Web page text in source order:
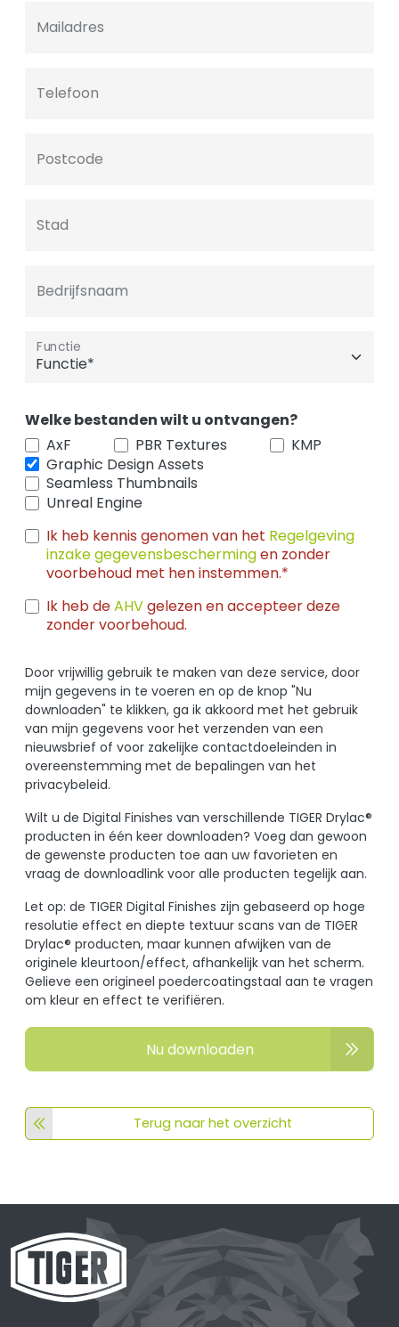
Mailadres
Telefoon
Postcode
Stad
Bedrijfsnaam
Functie
Welke bestanden wilt u ontvangen?
AxF
PBR Textures
KMP
Graphic Design Assets
Seamless Thumbnails
Unreal Engine
Ik heb kennis genomen van het Regelgeving
inzake gegevensbeschermingen zonder
voorbehoud met hen instemmen.*
Ik heb deAHVgelezen en accepteer deze
zonder voorbehoud.
Door vrijwillig gebruik te maken van deze service, door
mijn gegevens in te voeren en op de knop "Nu
downloaden" te klikken, ga ik akkoord met het gebruik
van mijn gegevens voor het verzenden van een
nieuwsbrief of voor zakelijke contactdoeleinden in
overeenstemming met de bepalingen van het
privacybeleid.
Wilt u de Digital Finishes van verschillende TIGER Drylac®
producten in één keer downloaden? Voeg dan gewoon
de gewenste producten toe aan uw favorieten en
vraag de downloadlink voor alle producten tegelijk aan.
Let op: de TIGER Digital Finishes zijn gebaseerd op hoge
resolutie effect en diepte textuur scans van de TIGER
Drylac® producten, maar kunnen afwijken van de
originele kleurtoon/effect, afhankelijk van het scherm.
Gelieve een origineel poedercoatingstaal aan te vragen
om kleur en effect te verifiëren.
Nu downloaden
Terug naar het overzicht